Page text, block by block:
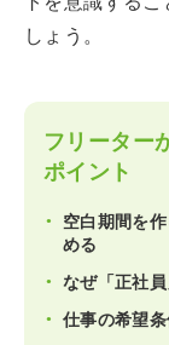
しょう。
フリーター
ポイント
空白期間を
める
なぜ「正社
仕事の希望